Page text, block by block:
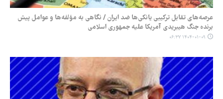
عرصه‌های تقابل ترکیبی یانکی‌ها ضد ایران / نگاهی به مؤلفه‌ها و عوامل پیش
برنده جنگ هیبریدی آمریکا علیه جمهوری اسلامی
۱۴۰۴-۰۱-۰۹ ۰۶:۳۷